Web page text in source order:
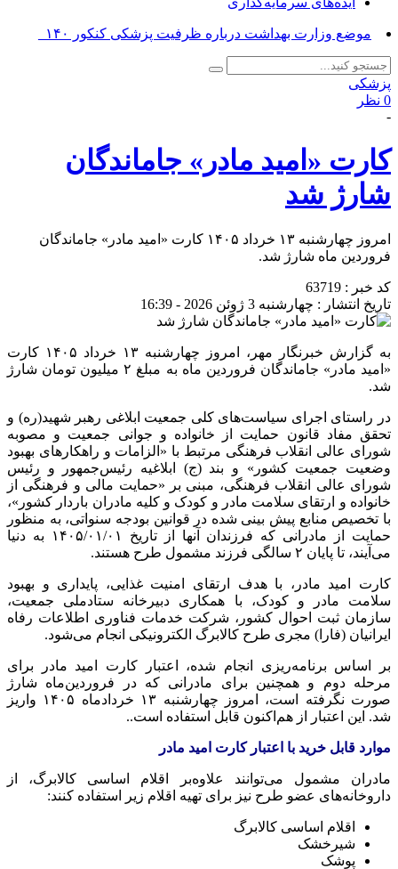
موضع وزارت بهداشت درباره ظرفیت پزشکی کنکور ۱۴۰۵_
پزشکی
0 نظر
-
کارت «امید مادر» جاماندگان
شارژ شد
امروز چهارشنبه ۱۳ خرداد ۱۴۰۵ کارت «امید مادر» جاماندگان
فروردین ماه شارژ شد.
کد خبر : 63719
تاریخ انتشار : چهارشنبه 3 ژوئن 2026 - 16:39
به گزارش خبرنگار مهر، امروز چهارشنبه ۱۳ خرداد ۱۴۰۵ کارت
«امید مادر» جاماندگان فروردین ماه به مبلغ ۲ میلیون تومان شارژ
شد.
در راستای اجرای سیاست‌های کلی جمعیت ابلاغی رهبر شهید(ره) و
تحقق مفاد قانون حمایت از خانواده و جوانی جمعیت و مصوبه
شورای عالی انقلاب فرهنگی مرتبط با «الزامات و راهکارهای بهبود
وضعیت جمعیت کشور» و بند (ج) ابلاغیه رئیس‌جمهور و رئیس
شورای عالی انقلاب فرهنگی، مبنی بر «حمایت مالی و فرهنگی از
خانواده و ارتقای سلامت مادر و کودک و کلیه مادران باردار کشور»،
با تخصیص منابع پیش بینی شده در قوانین بودجه سنواتی، به منظور
حمایت از مادرانی که فرزندان آنها از تاریخ ۱۴۰۵/۰۱/۰۱ به دنیا
می‌آیند، تا پایان ۲ سالگی فرزند مشمول طرح هستند.
کارت امید مادر، با هدف ارتقای امنیت غذایی، پایداری و بهبود
سلامت مادر و کودک، با همکاری دبیرخانه ستادملی جمعیت،
سازمان ثبت احوال کشور، شرکت خدمات فناوری اطلاعات رفاه
ایرانیان (فارا) مجری طرح کالابرگ الکترونیکی انجام می‌شود.
بر اساس برنامه‌ریزی انجام شده، اعتبار کارت امید مادر برای
مرحله دوم و همچنین برای مادرانی که در فروردین‌ماه شارژ
صورت نگرفته است، امروز چهارشنبه ۱۳ خردادماه ۱۴۰۵ واریز
شد. این اعتبار از هم‌اکنون قابل استفاده است..
موارد قابل خرید با اعتبار کارت امید مادر
مادران مشمول می‌توانند علاوه‌بر اقلام اساسی کالابرگ، از
داروخانه‌های عضو طرح نیز برای تهیه اقلام زیر استفاده کنند:
اقلام اساسی کالابرگ
شیرخشک
پوشک